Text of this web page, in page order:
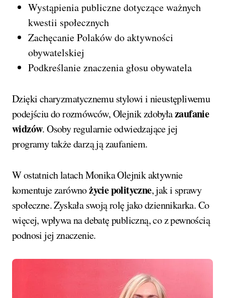
Wystąpienia publiczne dotyczące ważnych
kwestii społecznych
Zachęcanie Polaków do aktywności
obywatelskiej
Podkreślanie znaczenia głosu obywatela
Dzięki charyzmatycznemu stylowi i nieustępliwemu
podejściu do rozmówców, Olejnik zdobyłazaufanie
widzów. Osoby regularnie odwiedzające jej
programy także darzą ją zaufaniem.
W ostatnich latach Monika Olejnik aktywnie
komentuje zarównożycie polityczne, jak i sprawy
społeczne. Zyskała swoją rolę jako dziennikarka. Co
więcej, wpływa na debatę publiczną, co z pewnością
podnosi jej znaczenie.